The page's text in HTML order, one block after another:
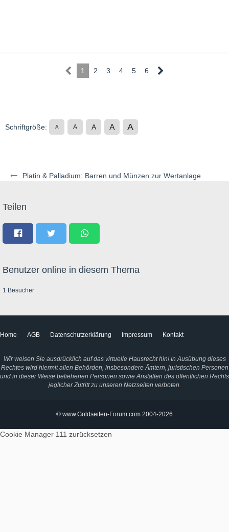
Platin & Palladium: Barren und Münzen zur Wertanlage
1 2 3 4 5 6
Schriftgröße: A A A A A
Teilen
Benutzer online in diesem Thema
1 Besucher
Home AGB Datenschutzerklärung Impressum Kontakt
Wir weisen Sie ausdrücklich auf das virtuelle Hausrecht hin! In Ausübung dieses
Rechtes wird hiermit allen Behörden, insbesondere Ämtern, juristischen Personen
und in dieser Weise beliehenen Personen sowie Anstalten des öffentlichen Rechts
jeglicher Zutritt zu unseren Netzseiten verboten.
© www.Goldseiten-Forum.com 2004-2026
Cookie Manager 111 zurücksetzen